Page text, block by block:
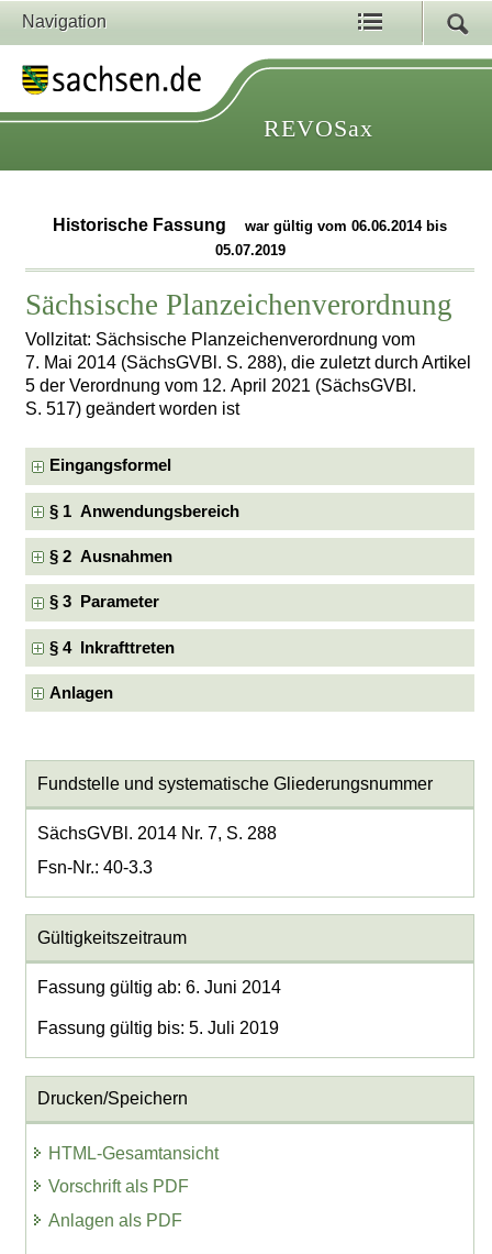
Navigation
REVOSax
Historische Fassung
war gültig vom 06.06.2014 bis
05.07.2019
Sächsische Planzeichenverordnung
Vollzitat: Sächsische Planzeichenverordnung vom
7. Mai 2014 (SächsGVBl. S. 288), die zuletzt durch Artikel
5 der Verordnung vom 12. April 2021 (SächsGVBl.
S. 517) geändert worden ist
Eingangsformel
§ 1 Anwendungsbereich
§ 2 Ausnahmen
§ 3 Parameter
§ 4 Inkrafttreten
Anlagen
Fundstelle und systematische Gliederungsnummer
SächsGVBl. 2014 Nr. 7, S. 288
Fsn-Nr.: 40-3.3
Gültigkeitszeitraum
Fassung gültig ab: 6. Juni 2014
Fassung gültig bis: 5. Juli 2019
Drucken/Speichern
HTML-Gesamtansicht
Vorschrift als PDF
Anlagen als PDF